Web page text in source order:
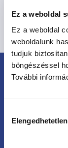
Ez a weboldal
Ez a weboldal
weboldalunk
tudjuk
böngészéssel
További
kiválasztása
Elengedhetetlen